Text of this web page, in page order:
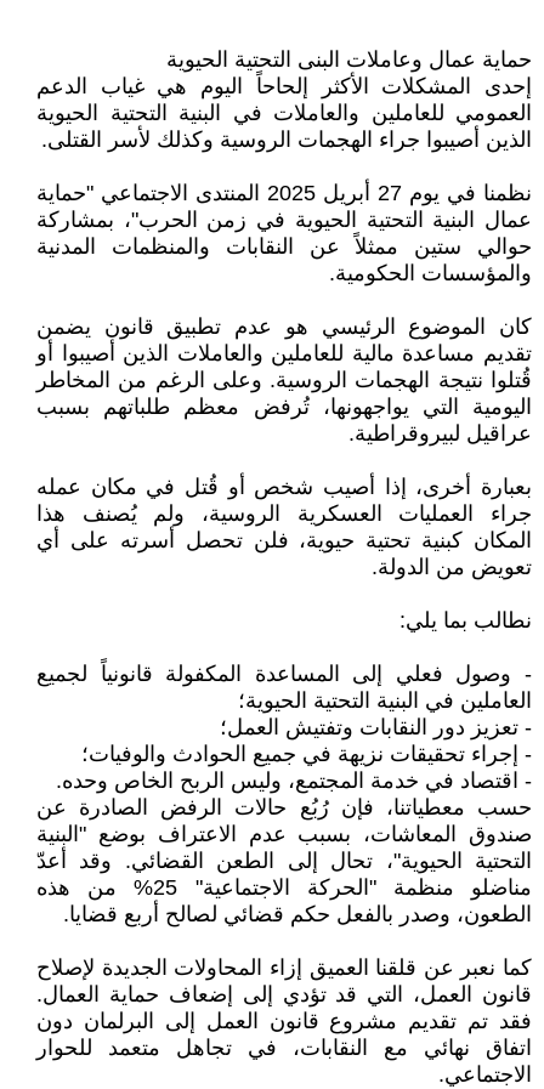
حماية عمال وعاملات البنى التحتية الحيوية
إحدى المشكلات الأكثر إلحاحاً اليوم هي غياب الدعم
العمومي للعاملين والعاملات في البنية التحتية الحيوية
الذين أصيبوا جراء الهجمات الروسية وكذلك لأسر القتلى.
نظمنا في يوم 27 أبريل 2025 المنتدى الاجتماعي "حماية
عمال البنية التحتية الحيوية في زمن الحرب"، بمشاركة
حوالي ستين ممثلاً عن النقابات والمنظمات المدنية
والمؤسسات الحكومية.
كان الموضوع الرئيسي هو عدم تطبيق قانون يضمن
تقديم مساعدة مالية للعاملين والعاملات الذين أصيبوا أو
قُتلوا نتيجة الهجمات الروسية. وعلى الرغم من المخاطر
اليومية التي يواجهونها، تُرفض معظم طلباتهم بسبب
عراقيل لبيروقراطية.
بعبارة أخرى، إذا أصيب شخص أو قُتل في مكان عمله
جراء العمليات العسكرية الروسية، ولم يُصنف هذا
المكان كبنية تحتية حيوية، فلن تحصل أسرته على أي
تعويض من الدولة.
نطالب بما يلي:
- وصول فعلي إلى المساعدة المكفولة قانونياً لجميع
العاملين في البنية التحتية الحيوية؛
- تعزيز دور النقابات وتفتيش العمل؛
- إجراء تحقيقات نزيهة في جميع الحوادث والوفيات؛
- اقتصاد في خدمة المجتمع، وليس الربح الخاص وحده.
حسب معطياتنا، فإن رُبُع حالات الرفض الصادرة عن
صندوق المعاشات، بسبب عدم الاعتراف بوضع "البنية
التحتية الحيوية"، تحال إلى الطعن القضائي. وقد أعدّ
مناضلو منظمة "الحركة الاجتماعية" 25% من هذه
الطعون، وصدر بالفعل حكم قضائي لصالح أربع قضايا.
كما نعبر عن قلقنا العميق إزاء المحاولات الجديدة لإصلاح
قانون العمل، التي قد تؤدي إلى إضعاف حماية العمال.
فقد تم تقديم مشروع قانون العمل إلى البرلمان دون
اتفاق نهائي مع النقابات، في تجاهل متعمد للحوار
الاجتماعي.